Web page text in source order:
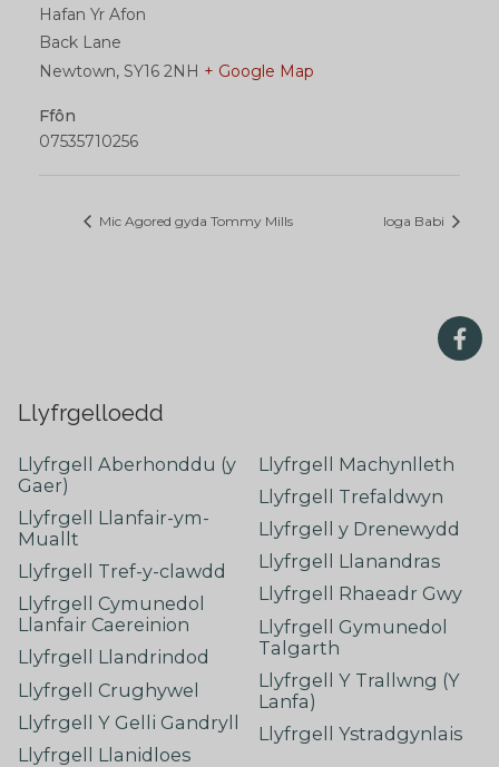
Hafan Yr Afon
Back Lane
Newtown, SY16 2NH + Google Map
Ffôn
07535710256
Mic Agored gyda Tommy Mills Ioga Babi
Llyfrgelloedd
Llyfrgell Aberhonddu (y
Gaer)
Llyfrgell Llanfair-ym-
Muallt
Llyfrgell Tref-y-clawdd
Llyfrgell Cymunedol
Llanfair Caereinion
Llyfrgell Llandrindod
Llyfrgell Crughywel
Llyfrgell Y Gelli Gandryll
Llyfrgell Llanidloes
Llyfrgell Machynlleth
Llyfrgell Trefaldwyn
Llyfrgell y Drenewydd
Llyfrgell Llanandras
Llyfrgell Rhaeadr Gwy
Llyfrgell Gymunedol
Talgarth
Llyfrgell Y Trallwng (Y
Lanfa)
Llyfrgell Ystradgynlais